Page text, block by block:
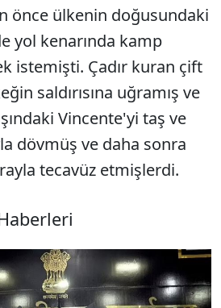
önce ülkenin doğusundaki
yol kenarında kamp
istemişti. Çadır kuran çift
saldırısına uğramış ve
Vincente'yi taş ve
dövmüş ve daha sonra
tecavüz etmişlerdi.